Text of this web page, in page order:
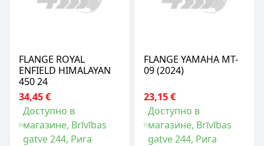
FLANGE ROYAL
ENFIELD HIMALAYAN
450 24
34,45 €
Доступно в
магазине, Brīvības
gatve 244, Рига
FLANGE YAMAHA MT-
09 (2024)
23,15 €
Доступно в
магазине, Brīvības
gatve 244, Рига